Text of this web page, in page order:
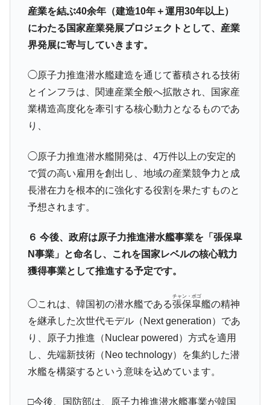
産業を結ぶ40余年（建造10年＋運用30年以上）
にわたる国家産業発展プロジェクトとして、産業
界発展に寄与していきます。
◯原子力推進潜水艦建造を通じて蓄積される技術
とインフラは、関連産業全般へ拡散され、国家産
業構造高度化を牽引する核心動力となるものであ
り、
◯原子力推進潜水艦開発は、4万件以上の安定的
で質の高い雇用を創出し、地域の産業競争力と成
長潜在力を根本的に強化する役割を果たすものと
予想されます。
６ 今後、政府は原子力推進潜水艦事業を「張保皐
N事業」と命名し、これを国家レベルの核心戦力
獲得事業として推進する予定です。
◯これは、韓国初の潜水艦である張保皐
チャン・ボゴ
艦の精神
を継承した次世代モデル（Next generation）であ
り、原子力推進（Nuclear powered）方式を適用
し、先端新技術（Neo technology）を集約した潜
水艦を構築するという意味を込めています。
□今後、国防部は、原子力推進潜水艦事業が韓国